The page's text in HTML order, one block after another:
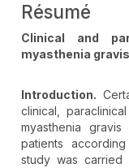
Résumé
Clinical and
myasthenia
Introduction.
clinical,
myasthenia
patients
study was